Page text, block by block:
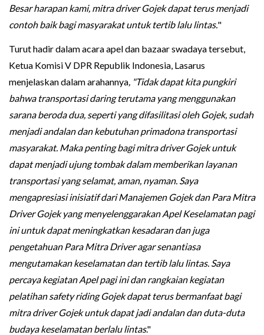
Besar harapan kami, mitra driver Gojek dapat terus menjadi
contoh baik bagi masyarakatuntuk tertib lalu lintas."
Turut hadir dalam acara apel dan bazaar swadaya tersebut,
Ketua Komisi V DPR Republik Indonesia, Lasarus
menjelaskan dalam arahannya, "Tidak dapat kita pungkiri
bahwa transportasi daring terutama yang menggunakan
sarana beroda dua, seperti yang difasilitasi oleh Gojek, sudah
menjadi andalan dan kebutuhan primadona transportasi
masyarakat. Maka penting bagi mitra driver Gojek untuk
dapat menjadi ujung tombak dalam memberikan layanan
transportasi yang selamat, aman, nyaman. Saya
mengapresiasi inisiatif dari Manajemen Gojek dan Para Mitra
Driver Gojek yang menyelenggarakan Apel Keselamatan pagi
ini untuk dapat meningkatkan kesadaran dan juga
pengetahuan Para Mitra Driver agar senantiasa
mengutamakan keselamatan dan tertib lalu lintas. Saya
percaya kegiatan Apel pagi ini dan rangkaian kegiatan
pelatihan safety riding Gojek dapat terus bermanfaat bagi
mitra driver Gojek untuk dapat jadi andalan dan duta-duta
budaya keselamatan berlalu lintas."